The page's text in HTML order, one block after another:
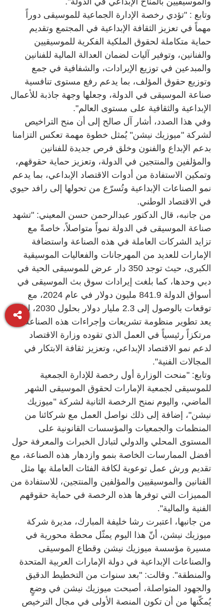
وتابع : "تؤدي رخصة الإدارة الجماعية للموسيقى دوراً
مهماً في تعزيز الثقافة الإبداعية في المجتمع وتقديم
حماية متكاملة لحقوق الملكية الفكرية للموسيقيين
والفنانين، وتوفير آليات لضمان العدالة المالية للفنانين
والمبدعين في توزيع الإيرادات، والشفافية في جمع
وتوزيع حقوق المؤلف، بما يدعم رفع مستوى تنافسية
صناعة الموسيقى في الدولة، وجعلها وجهة جاذبة للأعمال
الإبداعية والثقافية على مستوى العالم".
وفي هذا الصدد، أشار آل صالح إلى أن منح التراخيص
لشركة "ميوزيك نيشن" يُمثل خطوة مهمة تعكس التزامنا
بدعم الإبداع والفنون وخلق فرص جديدة للفنانين
والمؤلفين والمنتجين في الدولة، وتعزيز حماية حقوقهم،
وتمكين الاستفادة من أدوات الاقتصاد الإبداعي، بما يدعم
نمو الصناعات الإبداعية وتُسرّع من تحولها إلى رافد حيوي
في الاقتصاد الوطني.
من جانبه، قال الدكتور عبدالرحمن حسن المعيني: "تشهد
صناعة الموسيقى في الدولة نمواً متواصلاً، خاصةً مع
تزايد الشركات العاملة في هذه الصناعة واستضافة
الإمارات للعديد من المهرجانات والفعاليات الموسيقية
الكبرى، حيث توجد 350 دار عرض للموسيقى الحية في
دبي وحدها، كما بلغت إيرادات سوق بث الموسيقى في
أسواق الدولة 841.9 مليون دولار في عام 2024، مع
توقعات بالوصول إلى 2.3 مليار دولار بحلول 2030، لذلك
يعد تطوير منظومة تشريعات وإجراءات هذه الصناعة
مرتكزاً رئيسياً في العمل الذي تقوده وزارة الاقتصاد
لدعم نمو الاقتصاد الإبداعي، وتعزيز ثقافة الابتكار في
المجالات الفنية".
وتابع: "منحت الوزارة أول رخصة للإدارة الجمعية
للموسيقى لجمعية الإمارات لحقوق الموسيقى الشهر
الماضي، واليوم نمنح الرخصة الثانية لشركة "ميوزيك
نيشن"، إضافة إلى ذلك نواصل العمل مع شركائنا من
المنظمات والجمعيات والمؤسسات القانونية على
المستوى المحلي والدولي لتبادل الخبرات والمعرفة حول
أفضل الممارسات الخاصة بنمو وازدهار هذه الصناعة، مع
تقديم ورش عمل توعوية لكافة الفئات العاملة بها مثل
الفنانين والموسيقيين والمؤلفين والمنتجين، للاستفادة من
المميزات التي توفرها هذه الرخصة في حماية حقوقهم
الفنية والمالية".
من جانبها، اعتبرت رشا خليفة المبارك، مديرة شركة
ميوزيك نيشن، أنّ هذا اليوم يمثّل محطة محورية في
مسيرة مؤسسة ميوزيك نيشن وقطاع الموسيقى
والصناعات الإبداعية في دولة الإمارات العربية المتحدة
والمنطقة". وقالت: "بعد سنوات من التخطيط الدقيق
والجهود المتواصلة، أصبحت ميوزيك نيشن في وضعٍ
يُمكّنها من أن تكون المنصة الأولى في مجال الترخيص